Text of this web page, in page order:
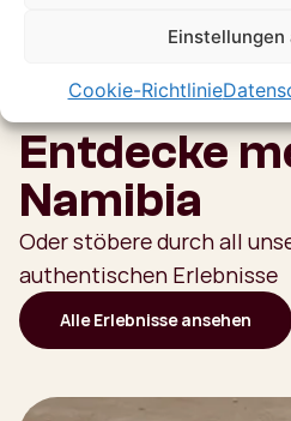
Einstellungen
Cookie-Richtlinie
Entdecke
Namibia
Oder stöbere durch all
authentischen Erlebnisse
Alle Erlebnisse ansehen